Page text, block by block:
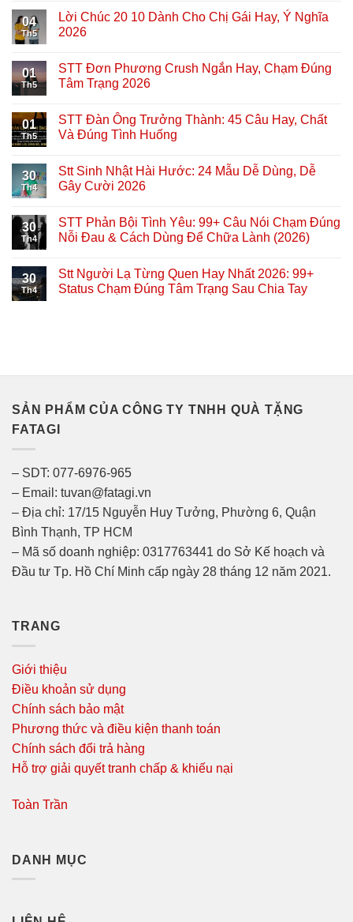
04
Th5
Lời Chúc 20 10 Dành Cho Chị Gái Hay, Ý Nghĩa
2026
01
Th5
STT Đơn Phương Crush Ngắn Hay, Chạm Đúng
Tâm Trạng 2026
01
Th5
STT Đàn Ông Trưởng Thành: 45 Câu Hay, Chất
Và Đúng Tình Huống
30
Th4
Stt Sinh Nhật Hài Hước: 24 Mẫu Dễ Dùng, Dễ
Gây Cười 2026
30
Th4
STT Phản Bội Tình Yêu: 99+ Câu Nói Chạm Đúng
Nỗi Đau & Cách Dùng Để Chữa Lành (2026)
30
Th4
Stt Người Lạ Từng Quen Hay Nhất 2026: 99+
Status Chạm Đúng Tâm Trạng Sau Chia Tay
SẢN PHẨM CỦA CÔNG TY TNHH QUÀ TẶNG
FATAGI
– SDT: 077-6976-965
– Email: tuvan@fatagi.vn
– Địa chỉ: 17/15 Nguyễn Huy Tưởng, Phường 6, Quận
Bình Thạnh, TP HCM
– Mã số doanh nghiệp: 0317763441 do Sở Kế hoạch và
Đầu tư Tp. Hồ Chí Minh cấp ngày 28 tháng 12 năm 2021.
TRANG
Giới thiệu
Điều khoản sử dụng
Chính sách bảo mật
Phương thức và điều kiện thanh toán
Chính sách đổi trả hàng
Hỗ trợ giải quyết tranh chấp & khiếu nại
Toàn Trần
DANH MỤC